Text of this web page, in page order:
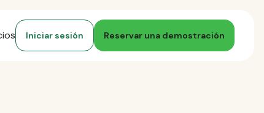
Iniciar sesión Reservar una demostración